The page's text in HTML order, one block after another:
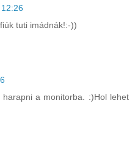
tuti imádnák!:-))
a monitorba. :)Hol lehet